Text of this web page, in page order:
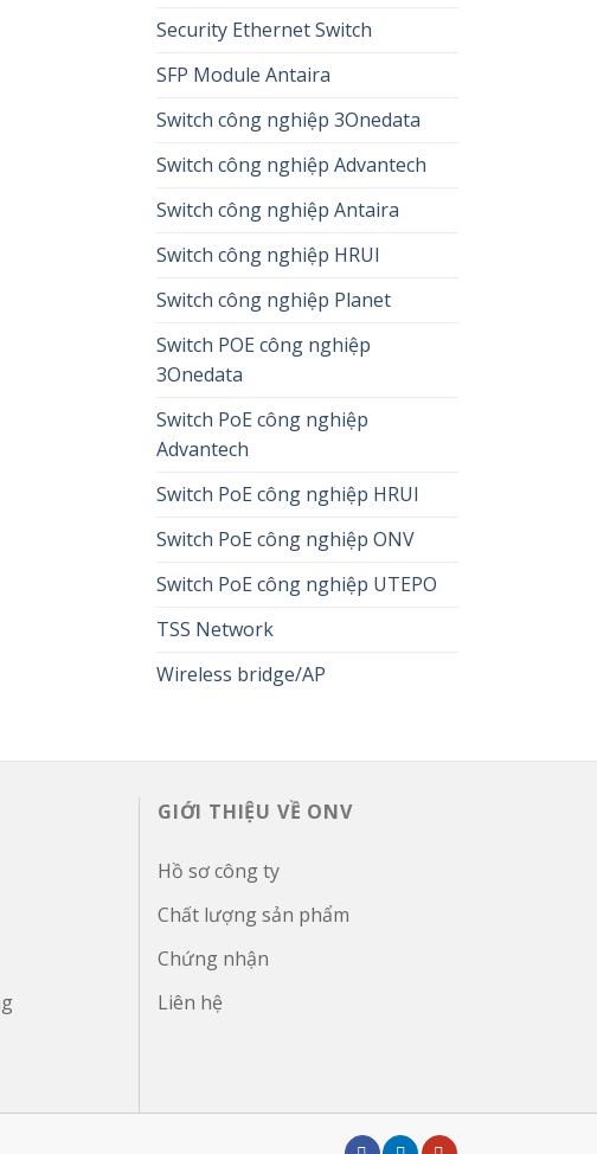
Security Ethernet Switch
SFP Module Antaira
Switch công nghiệp 3Onedata
Switch công nghiệp Advantech
Switch công nghiệp Antaira
Switch công nghiệp HRUI
Switch công nghiệp Planet
Switch POE công nghiệp
3Onedata
Switch PoE công nghiệp
Advantech
Switch PoE công nghiệp HRUI
Switch PoE công nghiệp ONV
Switch PoE công nghiệp UTEPO
TSS Network
Wireless bridge/AP
GIỚI THIỆU VỀ ONV
Hồ sơ công ty
Chất lượng sản phẩm
Chứng nhận
Liên hệ